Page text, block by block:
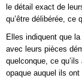
le détail exact de
qu’être délibérée, ce
Elles indiquent que
avec leurs pièces
quelconque, ce
opaque auquel ils